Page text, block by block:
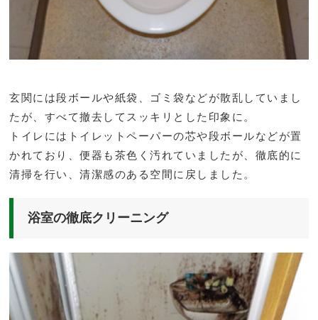
玄関には段ボールや紙袋、ゴミ袋などが散乱していまし
たが、すべて撤去してスッキリとした印象に。
トイレにはトイレットペーパーの芯や段ボールなどが置
かれており、便器も茶色く汚れていましたが、徹底的に
清掃を行い、清潔感のある空間に戻しました。
浴室の徹底クリーニング